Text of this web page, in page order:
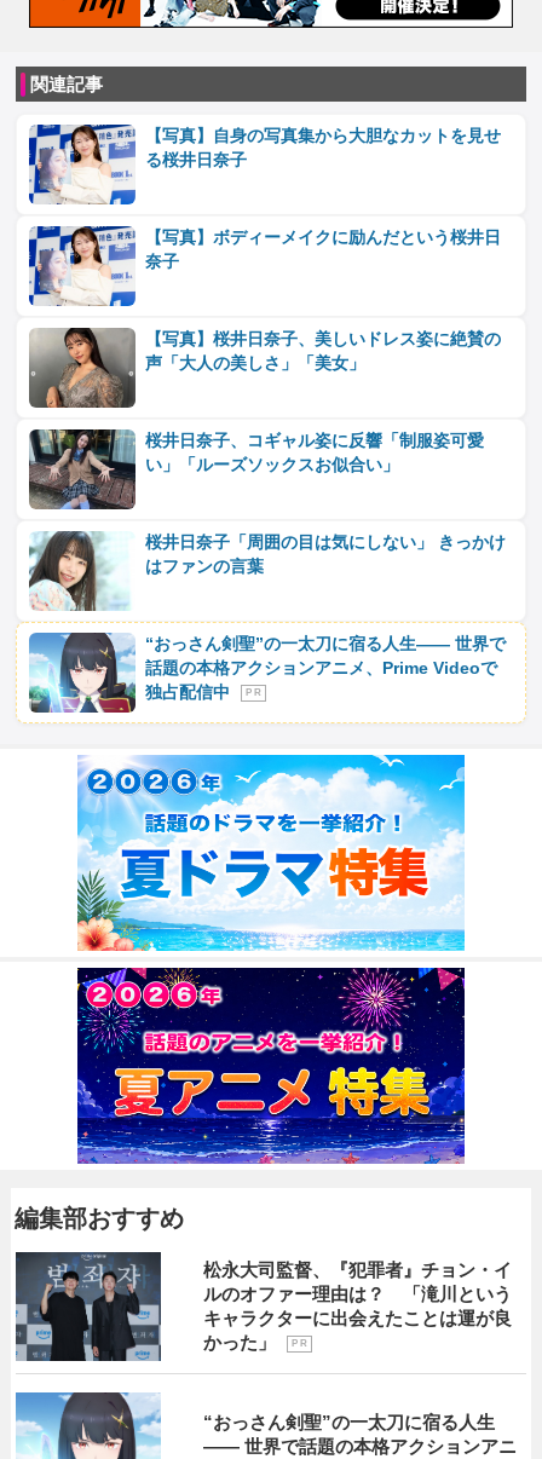
関連記事
【写真】自身の写真集から大胆なカットを見せ
る桜井日奈子
【写真】ボディーメイクに励んだという桜井日
奈子
【写真】桜井日奈子、美しいドレス姿に絶賛の
声「大人の美しさ」「美女」
桜井日奈子、コギャル姿に反響「制服姿可愛
い」「ルーズソックスお似合い」
桜井日奈子「周囲の目は気にしない」 きっかけ
はファンの言葉
“おっさん剣聖”の一太刀に宿る人生―― 世界で
話題の本格アクションアニメ、Prime Videoで
独占配信中
P R
編集部おすすめ
松永大司監督、『犯罪者』チョン・イ
ルのオファー理由は？ 「滝川という
キャラクターに出会えたことは運が良
かった」
P R
“おっさん剣聖”の一太刀に宿る人生
―― 世界で話題の本格アクションアニ